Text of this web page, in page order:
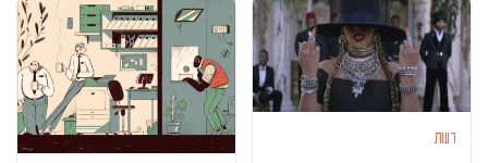
דעות